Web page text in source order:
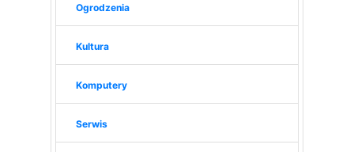
Ogrodzenia
Kultura
Komputery
Serwis